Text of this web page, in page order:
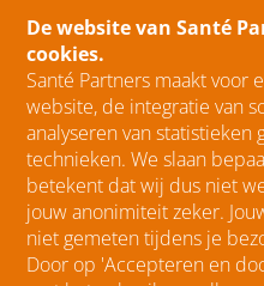
De website van Santé
cookies.
Santé Partners maakt voor
website, de integratie van
analyseren van statistieken
technieken. We slaan
betekent dat wij dus niet
jouw anonimiteit zeker.
niet gemeten tijdens je
Door op 'Accepteren en